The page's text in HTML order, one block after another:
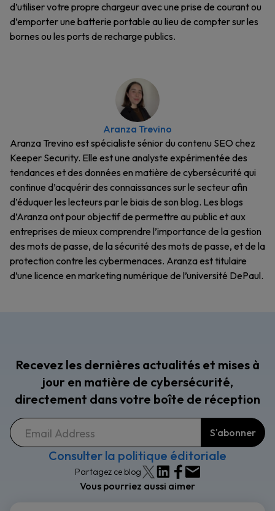
d’utiliser votre propre chargeur avec une prise de courant ou
d’emporter une batterie portable au lieu de compter sur les
bornes ou les ports de recharge publics.
Aranza Trevino
Aranza Trevino est spécialiste sénior du contenu SEO chez
Keeper Security. Elle est une analyste expérimentée des
tendances et des données en matière de cybersécurité qui
continue d’acquérir des connaissances sur le secteur afin
d’éduquer les lecteurs par le biais de son blog. Les blogs
d’Aranza ont pour objectif de permettre au public et aux
entreprises de mieux comprendre l’importance de la gestion
des mots de passe, de la sécurité des mots de passe, et de la
protection contre les cybermenaces. Aranza est titulaire
d’une licence en marketing numérique de l’université DePaul.
Recevez les dernières actualités et mises à
jour en matière de cybersécurité,
directement dans votre boîte de réception
Consulter la politique éditoriale
Partagez ce blog
Vous pourriez aussi aimer